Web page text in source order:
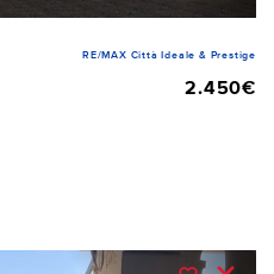
RE/MAX Città Ideale & Prestige
2.450€